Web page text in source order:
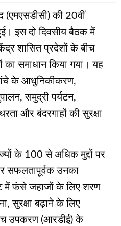
(एमएसडीसी) की 20वीं
इस दो दिवसीय बैठक में
शासित प्रदेशों के बीच
का समाधान किया गया। यह
ढांचे के आधुनिकीकरण,
समुद्री पर्यटन,
और बंदरगाहों की सुरक्षा
के 100 से अधिक मुद्दों पर
सफलतापूर्वक उनका
में फंसे जहाजों के लिए शरण
सुरक्षा बढ़ाने के लिए
उपकरण (आरडीई) के